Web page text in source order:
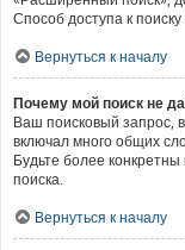
Способ доступа к
Вернуться к началу
Почему мой поиск не
Ваш поисковый запрос,
включал много общих
Будьте более
поиска.
Вернуться к началу